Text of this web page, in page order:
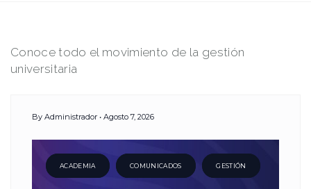
Category:
Conoce todo el movimiento de la gestión
universitaria
By Administrador Agosto 7, 2026
ACADEMIA COMUNICADOS GESTIÓN